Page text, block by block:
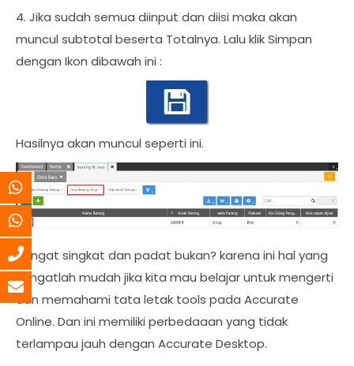
4. Jika sudah semua diinput dan diisi maka akan
muncul subtotal beserta Totalnya. Lalu klik Simpan
dengan Ikon dibawah ini :
Hasilnya akan muncul seperti ini.
Sangat singkat dan padat bukan? karena ini hal yang
sangatlah mudah jika kita mau belajar untuk mengerti
dan memahami tata letak tools pada Accurate
Online. Dan ini memiliki perbedaaan yang tidak
terlampau jauh dengan Accurate Desktop.